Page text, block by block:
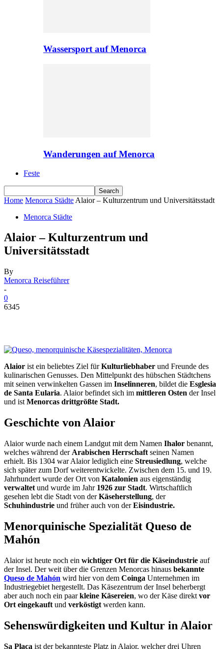
Wassersport auf Menorca
Wanderungen auf Menorca
Feste
Home Menorca Städte Alaior – Kulturzentrum und Universitätsstadt
Menorca Städte
Alaior – Kulturzentrum und
Universitätsstadt
By
Menorca Reiseführer
-
0
6345
Alaior ist ein beliebtes Ziel fürKulturliebhaber und Freunde des
kulinarischen Genusses. Den Mittelpunkt des hübschen Städtchens
mit seinen verwinkelten Gassen im Inselinneren, bildet die Esglesia
de Santa Eularia. Alaior befindet sich im mittleren Osten der Insel
und ist Menorcas drittgrößte Stadt.
Geschichte von Alaior
Alaior wurde nach einem Landgut mit dem Namen Ihalor benannt,
welches während der Arabischen Herrschaft seinen Namen
erhielt. Bis 1304 war Alaior lediglich eine Streusiedlung, welche
sich später zum Dorf weiterentwickelte. Zwischen dem 15. und 19.
Jahrhundert wurde der Ort von Katalonien aus eigenständig
verwaltet und wurde im Jahr 1926 zur Stadt. Wirtschaftlich
gesehen lebt die Stadt von derKäseherstellung, der
Schuhindustrie und früher auch von derEisindustrie.
Menorquinische Spezialität Queso de
Mahón
Alaior ist heute noch ein wichtiger Ort für die Käseindustrie auf
der Insel. Der weit über die Grenzen Menorcas hinaus bekannte
Queso de Mahón wird hier von dem Coinga Unternehmen im
Industriegebiet hergestellt. Das Käsezentrum der Insel beherbergt
aber auch noch ein paarkleine Käsereien, wo der Käse direkt vor
Ort eingekauft und verköstigt werden kann.
Sehenswürdigkeiten und Kultur in Alaior
Sa Plaça ist der bekannteste Platz in Alaior, welcher drei Uhren